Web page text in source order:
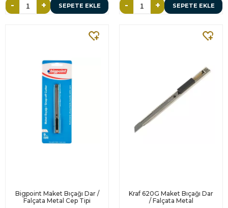
- + SEPETE EKLE - + SEPETE EKLE
Bigpoint Maket Bıçağı Dar /
Falçata Metal Cep Tipi
Kraf 620G Maket Bıçağı Dar
/ Falçata Metal